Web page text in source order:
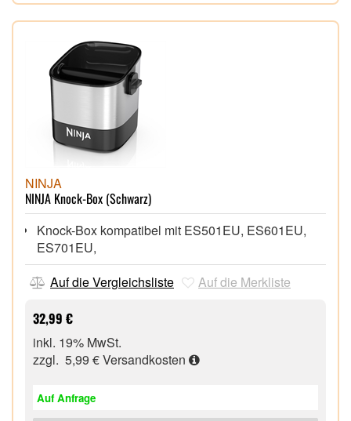
NINJA
NINJA Knock-Box (Schwarz)
Knock-Box kompatibel mit ES501EU, ES601EU,
ES701EU,
Auf die Vergleichsliste
Auf die Merkliste
32,99 €
inkl. 19% MwSt.
zzgl. 5,99 €Versandkosten
Auf Anfrage